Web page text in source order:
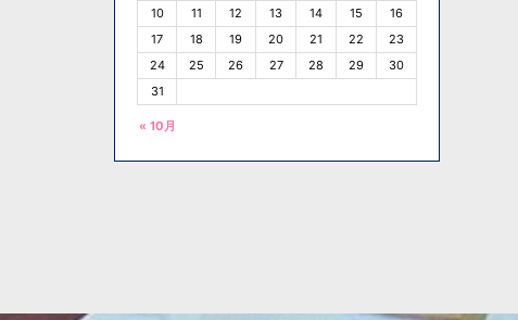
« 10月
10
11 12 13 14 15
16
17
18 19 20 21 22
23
24
25 26 27 28 29
30
31